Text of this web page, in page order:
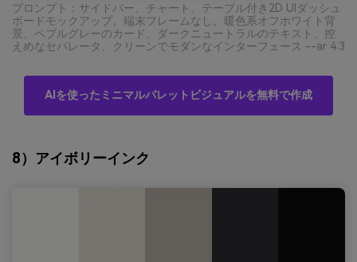
プロンプト：サイドバー、チャート、テーブル付き2D UIダッシュ
ボードモックアップ。端末フレームなし、暖色系オフホワイト背
景、ペブルグレーのカード、ダークニュートラルのテキスト、控
えめなセパレータ、クリーンでモダンなインターフェース --ar 4:3
AIを使ったミニマルパレットビジュアルを無料で作成
8）アイボリーインク